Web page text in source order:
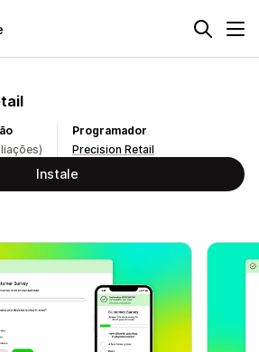
Programador
Precision Retail
Instale